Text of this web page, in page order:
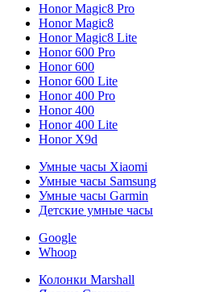
Honor Magic8 Pro
Honor Magic8
Honor Magic8 Lite
Honor 600 Pro
Honor 600
Honor 600 Lite
Honor 400 Pro
Honor 400
Honor 400 Lite
Honor X9d
Умные часы Xiaomi
Умные часы Samsung
Умные часы Garmin
Детские умные часы
Google
Whoop
Колонки Marshall